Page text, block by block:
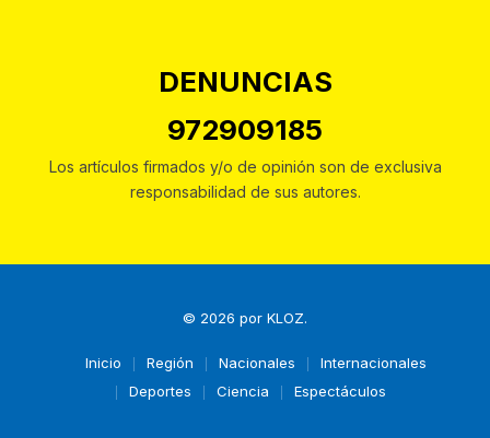
DENUNCIAS
972909185
Los artículos firmados y/o de opinión son de exclusiva
responsabilidad de sus autores.
© 2026 por KLOZ.
Inicio Región Nacionales
Internacionales
Deportes
Ciencia Espectáculos